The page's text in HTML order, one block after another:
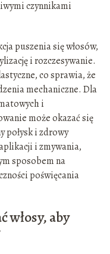
czynnikami
puszenia się włosów,
i rozczesywanie.
co sprawia, że
mechaniczne. Dla
i
może okazać się
połysk i zdrowy
i zmywania,
sposobem na
poświęcania
włosy, aby